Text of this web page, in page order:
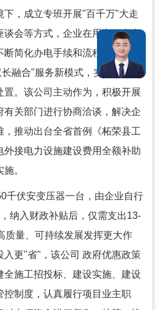
下，成立专班开展"百千万"大走
谈会等方式，企业在用电、办电
简化办电手续和流程，开展"先
融合"服务新模式，实现供电服
。该公司主动作为，积极开展
关部门进行协商洽谈，解决企
推动出台全省首例《柘荣县工
接电力设施建设费用全额补助
。
千伏安变压器一台，由企业自行
纳入财政补贴后，仅需支出13-
质量、可持续发展发挥更大作
入更"省"，该公司 政府优惠政策
施工招投标、建设实施、建设
控制度，认真履行项目业主职